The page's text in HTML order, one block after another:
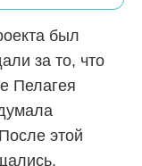
был
за то, что
Пелагея
этой